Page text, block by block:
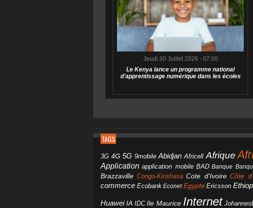
Jeudi 30 Juillet 2026 - 07:00
Le Kenya lance un programme national
d'apprentissage numérique dans les écoles
TAGS
3G 4G 5G 9mobile Abidjan Africell Afrique
Application application mobile BAD Banque
Brazzaville Congo-Kinshasa Cote d'Ivoire Côte
commerce Ecobank Econet Egypte Ericsson
Huawei IA IDC Ile Maurice Internet